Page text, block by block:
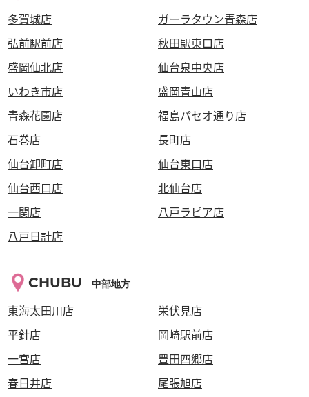
多賀城店
ガーラタウン青森店
弘前駅前店
秋田駅東口店
盛岡仙北店
仙台泉中央店
いわき市店
盛岡青山店
青森花園店
福島パセオ通り店
石巻店
長町店
仙台卸町店
仙台東口店
仙台西口店
北仙台店
一関店
八戸ラピア店
八戸日計店
CHUBU 中部地方
東海太田川店
栄伏見店
平針店
岡崎駅前店
一宮店
豊田四郷店
春日井店
尾張旭店